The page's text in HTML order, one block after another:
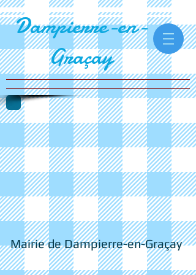
Dampierre-en-
Graçay​
Mairie de Dampierre-en-Graçay